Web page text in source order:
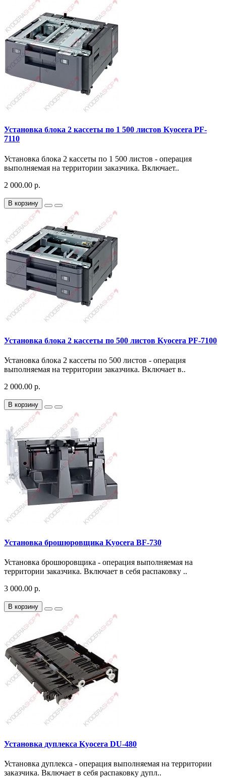
Установка блока 2 кассеты по 1 500 листов Kyocera PF-
7110
Установка блока 2 кассеты по 1 500 листов - операция
выполняемая на территории заказчика. Включает..
2 000.00 р.
В корзину
Установка блока 2 кассеты по 500 листов Kyocera PF-7100
Установка блока 2 кассеты по 500 листов - операция
выполняемая на территории заказчика. Включает в..
2 000.00 р.
В корзину
Установка брошюровщика Kyocera BF-730
Установка брошюровщика - операция выполняемая на
территории заказчика. Включает в себя распаковку ..
3 000.00 р.
В корзину
Установка дуплекса Kyocera DU-480
Установка дуплекса - операция выполняемая на территории
заказчика. Включает в себя распаковку дупл..